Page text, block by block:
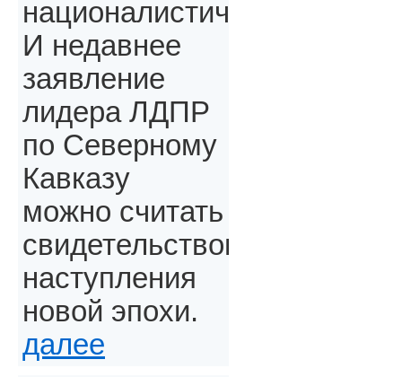
националистическое.
И недавнее
заявление
лидера ЛДПР
по Северному
Кавказу
можно считать
свидетельством
наступления
новой эпохи.
далее